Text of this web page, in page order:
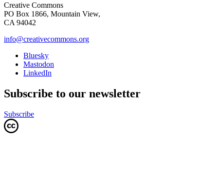
Creative Commons
PO Box 1866, Mountain View,
CA 94042
info@creativecommons.org
Bluesky
Mastodon
LinkedIn
Subscribe to our newsletter
Subscribe